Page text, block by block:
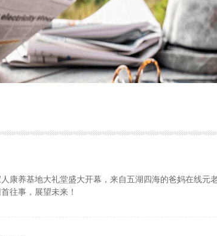
康养基地大礼堂盛大开幕，来自五湖四海的爸妈在线元
往事，展望未来！